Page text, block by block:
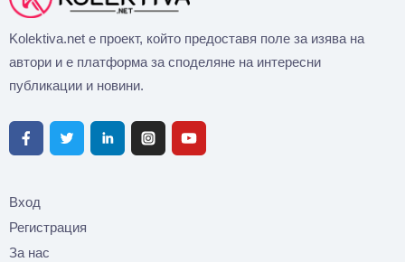
Kolektiva.net е проект, който предоставя поле за изява на
автори и е платформа за споделяне на интересни
публикации и новини.
Вход
Регистрация
За нас